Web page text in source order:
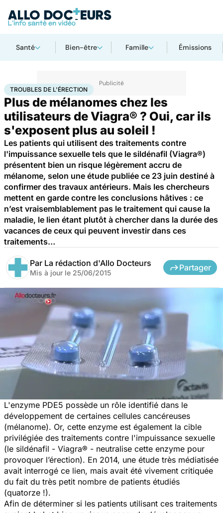
Santé Bien-être Famille Émissions
AccueilSantéMaladiesCancer Troubles de l'érection
TROUBLES DE L'ÉRECTION
Plus de mélanomes chez les
utilisateurs de Viagra® ? Oui, car ils
s'exposent plus au soleil !
Les patients qui utilisent des traitements contre
l'impuissance sexuelle tels que le sildénafil (Viagra®)
présentent bien un risque légèrement accru de
mélanome, selon une étude publiée ce 23 juin destiné à
confirmer des travaux antérieurs. Mais les chercheurs
mettent en garde contre les conclusions hâtives : ce
n’est vraisemblablement pas le traitement qui cause la
maladie, le lien étant plutôt à chercher dans la durée des
vacances de ceux qui peuvent investir dans ces
traitements…
Par La rédaction d'Allo Docteurs
Mis à jour le 25/06/2015
Partager
L'enzyme PDE5 possède un rôle identifié dans le
développement de certaines cellules cancéreuses
(mélanome). Or, cette enzyme est également la cible
privilégiée des traitements contre l'impuissance sexuelle
(le sildénafil - Viagra® - neutralise cette enzyme pour
provoquer l’érection). En 2014, une étude très médiatisée
avait interrogé ce lien, mais avait été vivement critiquée
du fait du très petit nombre de patients étudiés
(quatorze !).
Afin de déterminer si les patients utilisant ces traitements